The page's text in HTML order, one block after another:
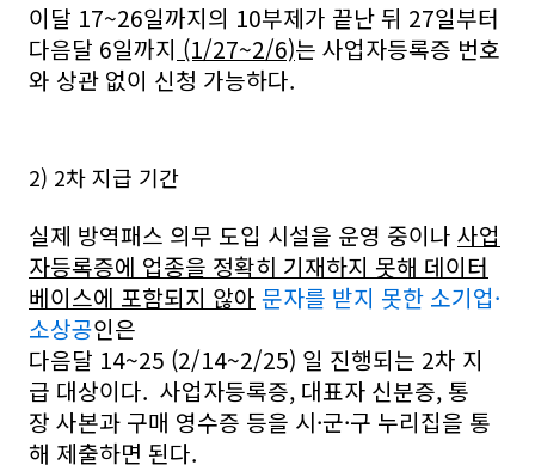
이달 17~26일까지의 10부제가 끝난 뒤 27일부터
다음달 6일까지 (1/27~2/6)는 사업자등록증 번호
와 상관 없이 신청 가능하다.
2) 2차 지급 기간
실제 방역패스 의무 도입 시설을 운영 중이나 사업
자등록증에 업종을 정확히 기재하지 못해 데이터
베이스에 포함되지 않아 문자를 받지 못한 소기업·
소상공인은
다음달 14~25 (2/14~2/25) 일 진행되는 2차 지
급 대상이다. 사업자등록증, 대표자 신분증, 통
장 사본과 구매 영수증 등을 시·군·구 누리집을 통
해 제출하면 된다.